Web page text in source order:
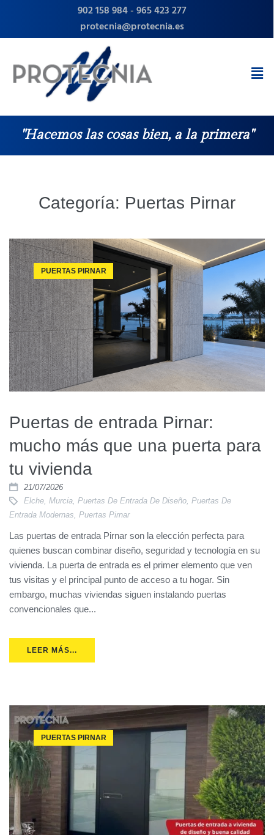
902 158 984-965 423 277
protecnia@protecnia.es
"Hacemos las cosas bien, a la primera"
Categoría: Puertas Pirnar
PUERTAS PIRNAR
Puertas de entrada Pirnar:
mucho más que una puerta para
tu vivienda
21/07/2026
Elche, Murcia, Puertas De Entrada De Diseño, Puertas De
Entrada Modernas Puertas Pirnar
Las puertas de entrada Pirnar son la elección perfecta para
quienes buscan combinar diseño, seguridad y tecnología en su
vivienda. La puerta de entrada es el primer elemento que ven
tus visitas y el principal punto de acceso a tu hogar. Sin
embargo, muchas viviendas siguen instalando puertas
convencionales que...
LEER MÁS...
PUERTAS PIRNAR